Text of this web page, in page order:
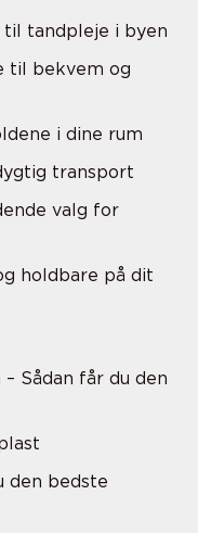
til tandpleje i byen
til bekvem og
i dine rum
transport
valg for
holdbare på dit
Sådan får du den
den bedste